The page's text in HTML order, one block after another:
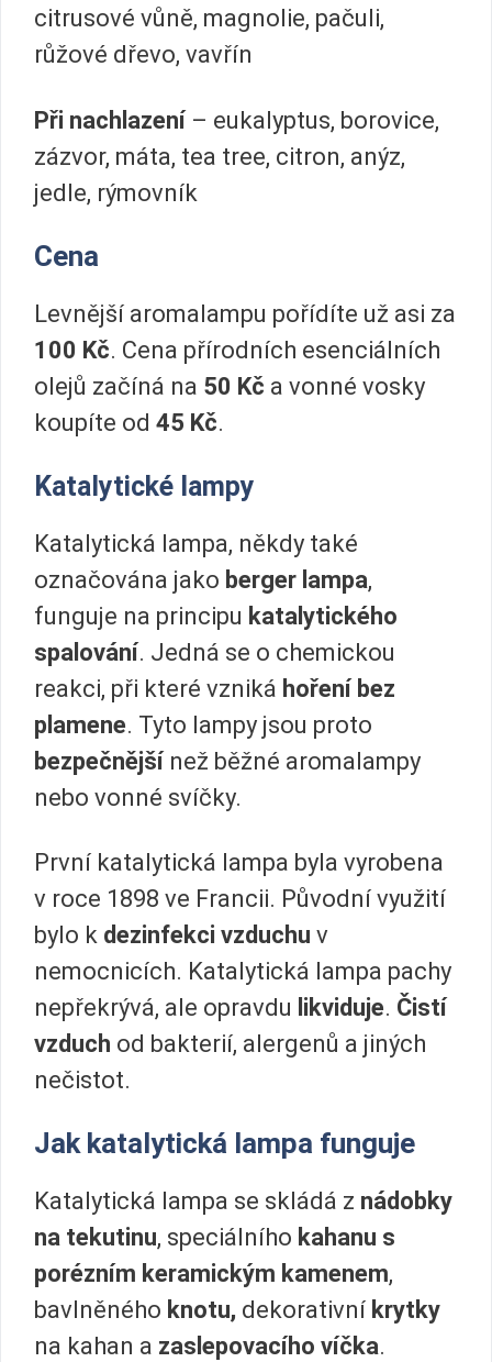
citrusové vůně, magnolie, pačuli,
růžové dřevo, vavřín
Při nachlazení– eukalyptus, borovice,
zázvor, máta, tea tree, citron, anýz,
jedle, rýmovník
Cena
Levnější aromalampu pořídíte už asi za
100 Kč. Cena přírodních esenciálních
olejů začíná na 50 Kč a vonné vosky
koupíte od 45 Kč.
Katalytické lampy
Katalytická lampa, někdy také
označována jako berger lampa,
funguje na principu katalytického
spalování. Jedná se o chemickou
reakci, při které vzniká hoření bez
plamene. Tyto lampy jsou proto
bezpečnějšínež běžné aromalampy
nebo vonné svíčky.
První katalytická lampa byla vyrobena
v roce 1898 ve Francii. Původní využití
bylo k dezinfekci vzduchu v
nemocnicích. Katalytická lampa pachy
nepřekrývá, ale opravdu likviduje. Čistí
vzduch od bakterií, alergenů a jiných
nečistot.
Jak katalytická lampa funguje
Katalytická lampa se skládá z nádobky
na tekutinu, speciálního kahanu s
porézním keramickým kamenem,
bavlněného knotu, dekorativní krytky
na kahan a zaslepovacího víčka.